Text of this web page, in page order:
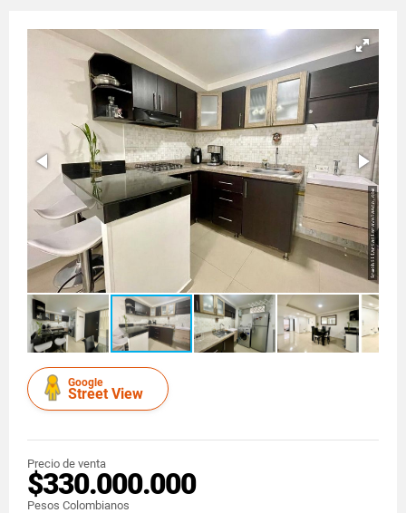
Google
Street View
Precio de venta
$330.000.000
Pesos Colombianos